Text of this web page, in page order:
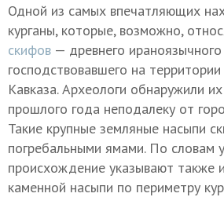
Одной из самых впечатляющих
курганы, которые, возможно,
скифов — древнего
господствовавшего на
Кавказа. Археологи обнаружили
прошлого года неподалеку от
Такие крупные земляные насыпи
погребальными ямами. По словам
происхождение указывают также
каменной насыпи по периметру